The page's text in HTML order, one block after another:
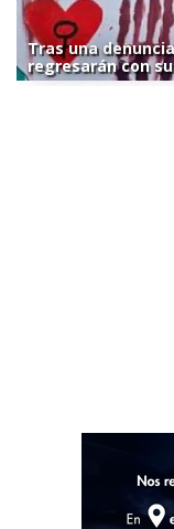
Tras una
regresarán con